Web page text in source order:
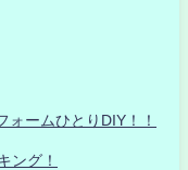
ォームひとりDIY！！
ング！